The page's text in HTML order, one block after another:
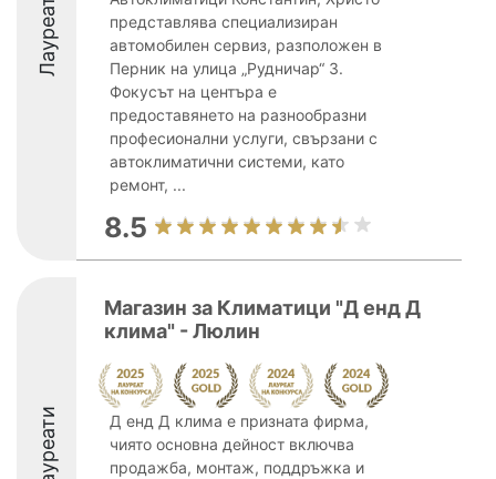
Лауреати
представлява специализиран
автомобилен сервиз, разположен в
Перник на улица „Рудничар“ 3.
Фокусът на центъра е
предоставянето на разнообразни
професионални услуги, свързани с
автоклиматични системи, като
ремонт, ...
8.5
Лауреати
Магазин за Климатици "Д енд Д
клима" - Люлин
Д енд Д клима е призната фирма,
чиято основна дейност включва
продажба, монтаж, поддръжка и